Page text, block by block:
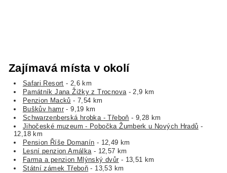
Zajímavá místa v okolí
Safari Resort - 2,6 km
Památník Jana Žižky z Trocnova- 2,9 km
Penzion Macků - 7,54 km
Buškův hamr - 9,19 km
Schwarzenberská hrobka - Třeboň - 9,28 km
Jihočeské muzeum - Pobočka Žumberk u Nových Hradů -
12,18 km
Pension Říše Domanín - 12,49 km
Lesní penzion Amálka- 12,57 km
Farma a penzion Mlýnský dvůr - 13,51 km
Státní zámek Třeboň - 13,53 km